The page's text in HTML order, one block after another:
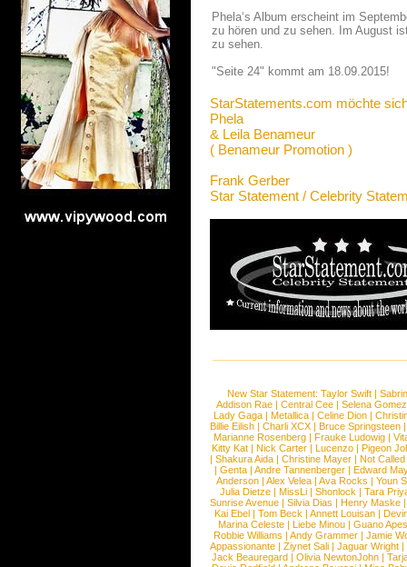
Phela‘s Album erscheint im
zu hören und zu sehen. Im August
zu sehen.
"Seite 24" kommt am 18.09.2015!
StarStatements.com möchte
Phela
& Leila Benameur
( Benameur Promotion )
Frank Gerber
Star Statement / Celebrity
New Star Statement:Taylor Swift |
Addison Rae | Central Cee | Selena Gomez
Lady Gaga |Metallica |Celine Dion |
Billie Eilish |Charli XCX |Bruce Springsteen
Marianne Rosenberg |Frauke Ludowig |
Kitty Kat |Nick Carter |Lucenzo |Pigeon
|Shakura Aida |Christine Mayer |Not
|Genta |Andre Tannenberger |Edward
Anderson | Alex Velea | Ava Rocks | Youn
Julia Dietze | MissLi | Shonlock | Tara
Sunrise Avenue | Silvia Dias | Henry Maske |
Kai Ebel |Tom Beck |Annett Louisan |
Marina Celeste | Liebe Minou | Guano Apes
Robbie Williams |Andy Grammer |Jamie
Appassionante |Ziynet Sali |Jaguar Wright |
Jack Beauregard |Olivia NewtonJohn |